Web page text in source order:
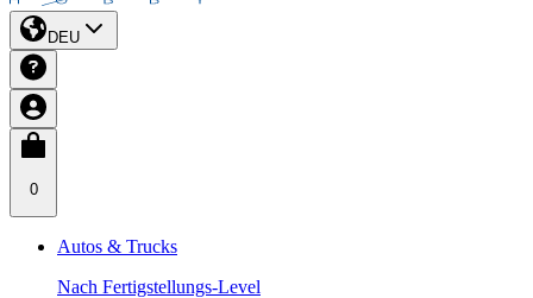
DEU
0
Autos & Trucks
Nach Fertigstellungs-Level